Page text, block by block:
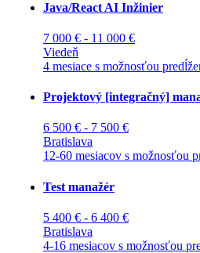
Java/React AI Inžinier
7 000 € - 11 000 €
Viedeň
4 mesiace s možnosťou
Projektový [integračný]
6 500 € - 7 500 €
Bratislava
12-60 mesiacov s možnosťou
Test manažér
5 400 € - 6 400 €
Bratislava
4-16 mesiacov s možnosťou